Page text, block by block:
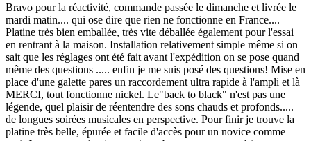
Bravo pour la réactivité, commande passée le dimanche et livrée le
mardi matin.... qui ose dire que rien ne fonctionne en France....
Platine très bien emballée, très vite déballée également pour l'essai
en rentrant à la maison. Installation relativement simple même si on
sait que les réglages ont été fait avant l'expédition on se pose quand
même des questions ..... enfin je me suis posé des questions! Mise en
place d'une galette pares un raccordement ultra rapide à l'ampli et là
MERCI, tout fonctionne nickel. Le"back to black" n'est pas une
légende, quel plaisir de réentendre des sons chauds et profonds.....
de longues soirées musicales en perspective. Pour finir je trouve la
platine très belle, épurée et facile d'accès pour un novice comme